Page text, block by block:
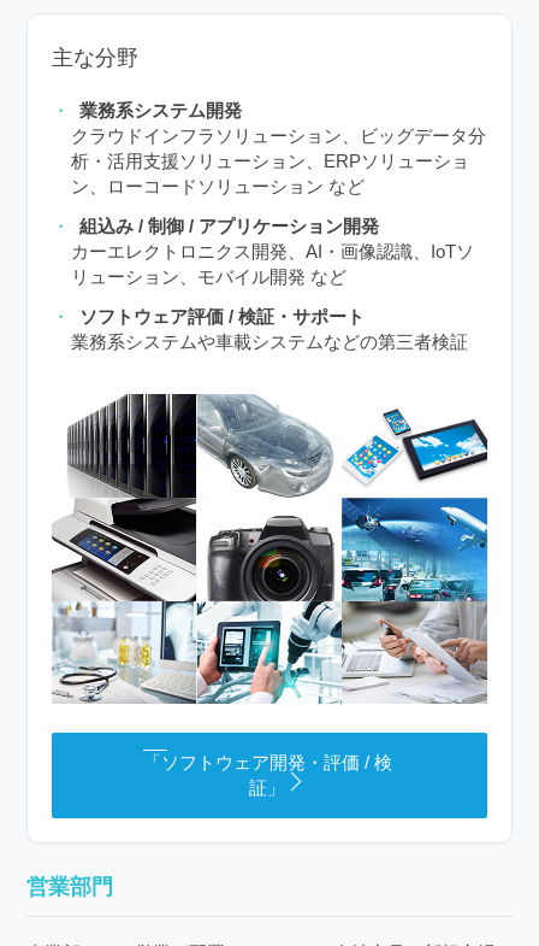
主な分野
業務系システム開発
クラウドインフラソリューション、ビッグデータ分
析・活用支援ソリューション、ERPソリューショ
ン、ローコードソリューション など
組込み / 制御 / アプリケーション開発
カーエレクトロニクス開発、AI・画像認識、IoTソ
リューション、モバイル開発 など
ソフトウェア評価 / 検証・サポート
業務系システムや車載システムなどの第三者検証
「ソフトウェア開発・評価 / 検
証」
営業部門